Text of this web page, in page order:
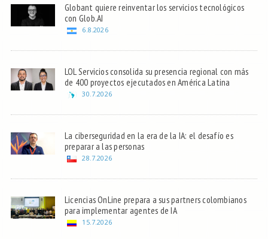
Globant quiere reinventar los servicios tecnológicos
con Glob.AI
6.8.2026
LOL Servicios consolida su presencia regional con más
de 400 proyectos ejecutados en América Latina
30.7.2026
La ciberseguridad en la era de la IA: el desafío es
preparar a las personas
28.7.2026
Licencias OnLine prepara a sus partners colombianos
para implementar agentes de IA
15.7.2026